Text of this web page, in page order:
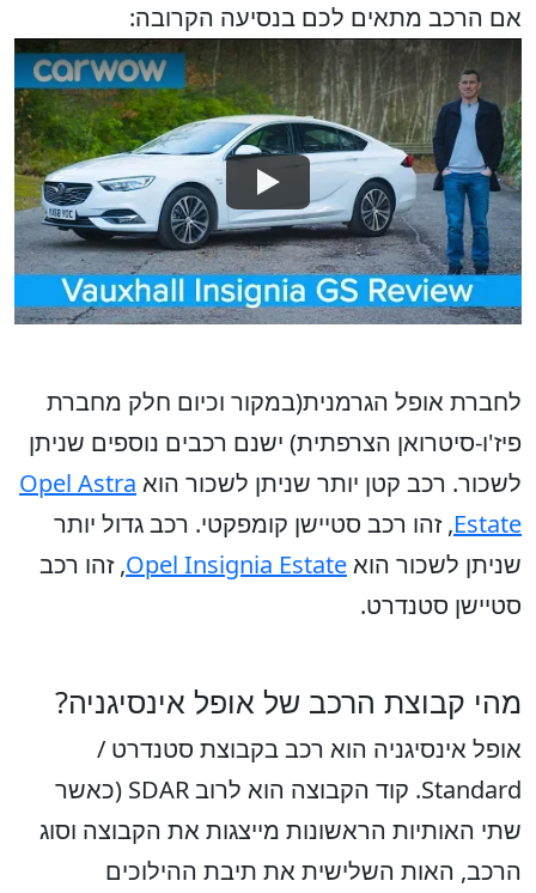
אם הרכב מתאים לכם בנסיעה הקרובה:
לחברת אופל הגרמנית(במקור וכיום חלק מחברת
פיז'ו-סיטרואן הצרפתית) ישנם רכבים נוספים שניתן
לשכור. רכב קטן יותר שניתן לשכור הוא Opel Astra
Estate, זהו רכב סטיישן קומפקטי. רכב גדול יותר
שניתן לשכור הואOpel Insignia Estate, זהו רכב
סטיישן סטנדרט.
מהי קבוצת הרכב של אופל אינסיגניה?
אופל אינסיגניה הוא רכב בקבוצת סטנדרט /
Standard. קוד הקבוצה הוא לרוב SDAR (כאשר
שתי האותיות הראשונות מייצגות את הקבוצה וסוג
הרכב, האות השלישית את תיבת ההילוכים